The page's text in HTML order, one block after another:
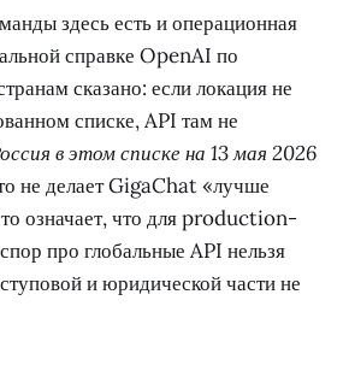
здесь есть и операционная
справке OpenAI по
сказано: если локация не
списке, API там не
в этом списке на 13 мая 2026
не делает GigaChat «лучше
означает, что для production-
про глобальные API нельзя
и юридической части не